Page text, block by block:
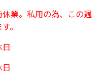
休業。私用の為、この週
。